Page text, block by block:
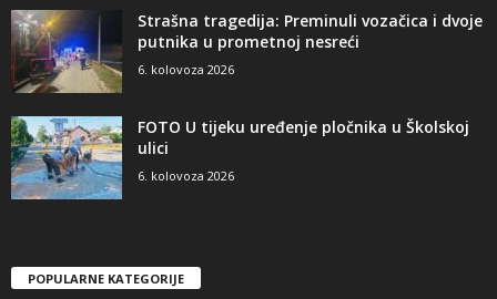
Strašna tragedija: Preminuli vozačica i dvoje
putnika u prometnoj nesreći
6. kolovoza 2026
FOTO U tijeku uređenje pločnika u Školskoj
ulici
6. kolovoza 2026
POPULARNE KATEGORIJE